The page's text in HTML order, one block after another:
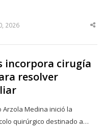
2026
incorpora cirugía
resolver
Arzola Medina inició la
quirúrgico destinado a…